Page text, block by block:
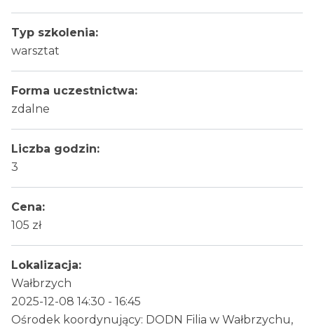
Typ szkolenia:
warsztat
Forma uczestnictwa:
zdalne
Liczba godzin:
3
Cena:
105 zł
Lokalizacja:
Wałbrzych
2025-12-08 14:30 - 16:45
Ośrodek koordynujący: DODN Filia w Wałbrzychu,